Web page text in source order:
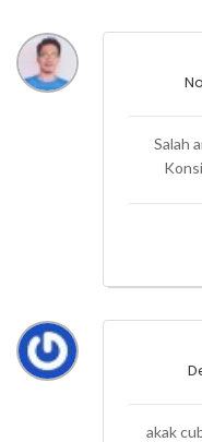
Salah
akak